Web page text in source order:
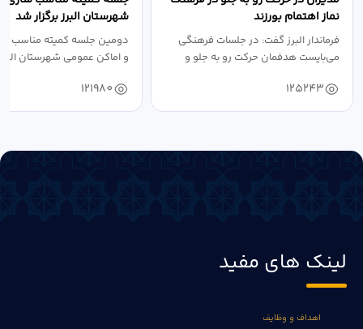
نماز اهتمام بورزند
فرماندار البرز گفت: در جلسات فرهنگی
می‌بایست هدفمان حرکت رو به جلو و
125243
شهرستان البرز برگزار شد
دومین جلسه کمیته مناسب
و اماکن عمومی شهرستان
121980
لینک های مفید
اهداف و وظایف